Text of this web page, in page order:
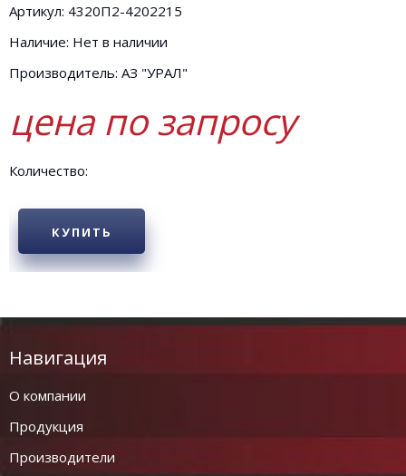
Артикул: 4320П2-4202215
Наличие: Нет в наличии
Производитель: АЗ "УРАЛ"
цена по запросу
Количество:
КУПИТЬ
Навигация
О компании
Продукция
Производители